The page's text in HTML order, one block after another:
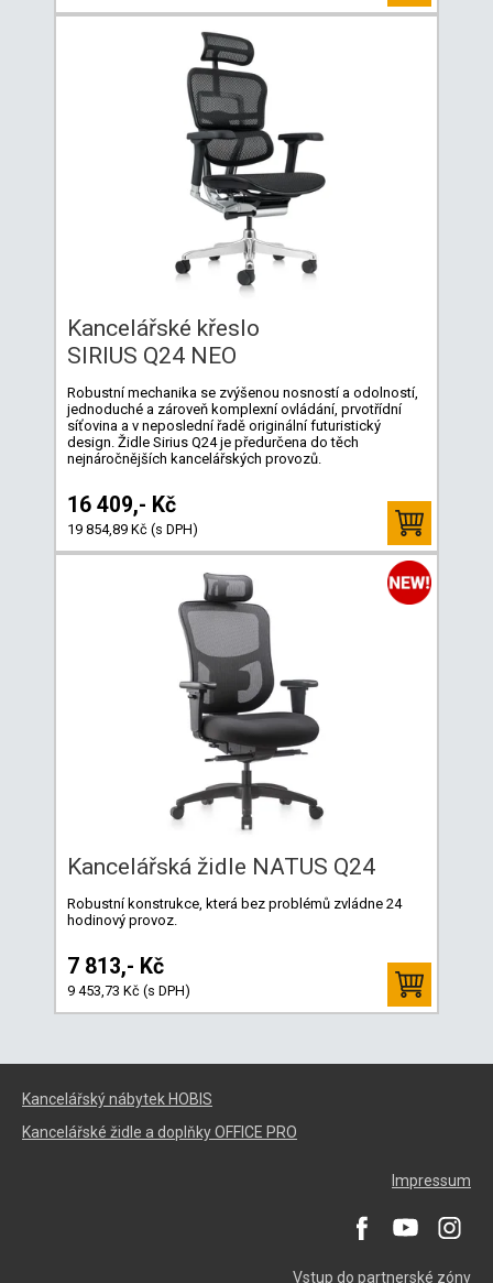
Kancelářské křeslo
SIRIUS Q24 NEO
Robustní mechanika se zvýšenou nosností a odolností,
jednoduché a zároveň komplexní ovládání, prvotřídní
síťovina a v neposlední řadě originální futuristický
design. Židle Sirius Q24 je předurčena do těch
nejnáročnějších kancelářských provozů.
16 409,- Kč
19 854,89 Kč (s DPH)
Kancelářská židle NATUS Q24
Robustní konstrukce, která bez problémů zvládne 24
hodinový provoz.
7 813,- Kč
9 453,73 Kč (s DPH)
Kancelářský nábytek HOBIS
Kancelářské židle a doplňky OFFICE PRO
Impressum
Vstup do partnerské zóny